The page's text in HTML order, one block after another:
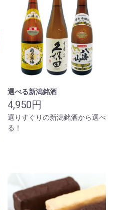
選べる新潟銘酒
4,950円
選りすぐりの新潟銘酒から選べ
る！